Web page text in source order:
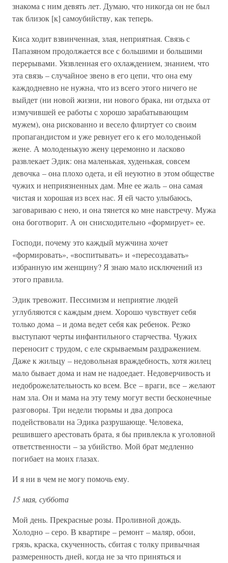
знакома с ним девять лет. Думаю, что никогда он не был
так близок [к] самоубийству, как теперь.
Киса ходит взвинченная, злая, неприятная. Связь с
Папазяном продолжается все с большими и большими
перерывами. Уязвленная его охлаждением, знанием, что
эта связь – случайное звено в его цепи, что она ему
каждодневно не нужна, что из всего этого ничего не
выйдет (ни новой жизни, ни нового брака, ни отдыха от
измучившей ее работы с хорошо зарабатывающим
мужем), она рискованно и весело флиртует со своим
пропагандистом и уже ревнует его к его молоденькой
жене. А молоденькую жену церемонно и ласково
развлекает Эдик: она маленькая, худенькая, совсем
девочка – она плохо одета, и ей неуютно в этом обществе
чужих и неприязненных дам. Мне ее жаль – она самая
чистая и хорошая из всех нас. Я ей часто улыбаюсь,
заговариваю с нею, и она тянется ко мне навстречу. Мужа
она боготворит. А он снисходительно «формирует» ее.
Господи, почему это каждый мужчина хочет
«формировать», «воспитывать» и «пересоздавать»
избранную им женщину? Я знаю мало исключений из
этого правила.
Эдик тревожит. Пессимизм и неприятие людей
углубляются с каждым днем. Хорошо чувствует себя
только дома – и дома ведет себя как ребенок. Резко
выступают черты инфантильного старчества. Чужих
переносит с трудом, с еле скрываемым раздражением.
Даже к жильцу – недовольная враждебность, хотя жилец
мало бывает дома и нам не надоедает. Недоверчивость и
недоброжелательность ко всем. Все – враги, все – желают
нам зла. Он и мама на эту тему могут вести бесконечные
разговоры. Три недели тюрьмы и два допроса
подействовали на Эдика разрушающе. Человека,
решившего арестовать брата, я бы привлекла к уголовной
ответственности – за убийство. Мой брат медленно
погибает на моих глазах.
И я ни в чем не могу помочь ему.
15 мая, суббота
Мой день. Прекрасные розы. Проливной дождь.
Холодно – серо. В квартире – ремонт – маляр, обои,
грязь, краска, скученность, сбитая с толку привычная
размеренность дней, когда не за что приняться и